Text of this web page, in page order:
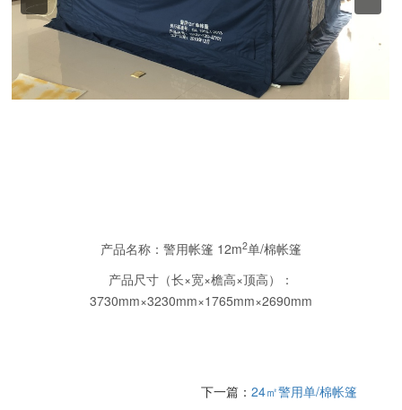
产品名称：警用帐篷 12m2单/棉帐篷
产品尺寸（长×宽×檐高×顶高）：
3730mm×3230mm×1765mm×2690mm
下一篇： 24㎡警用单/棉帐篷